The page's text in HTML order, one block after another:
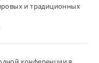
и традиционных